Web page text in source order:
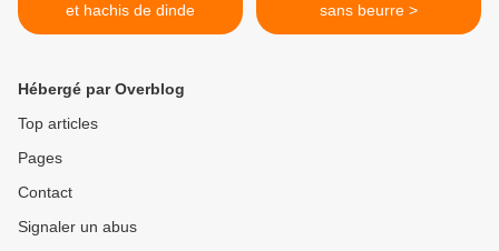
et hachis de dinde
sans beurre >
Hébergé par Overblog
Top articles
Pages
Contact
Signaler un abus